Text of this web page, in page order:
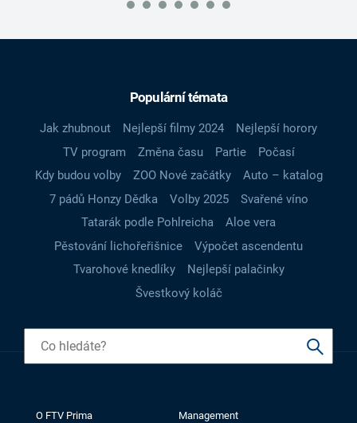
Populární témata
Jak zhubnout Nejlepší filmy 2024
Nejlepší horory
TV program
Změna času Partie
Počasí
Kdy budou volby
ZOO Nové začátky
Auto – katalog
7 pádů Honzy Dědka
Volby 2025
Svařené víno
Tatarák podle Pohlreicha
Aloe vera
Pěstování lichořeřišnice
Výpočet ascendentu
Tvarohové knedlíky
Nejlepší palačinky
Švestkový koláč
O FTV Prima Management